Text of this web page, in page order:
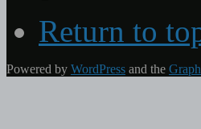
Return to
Powered by WordPress and the